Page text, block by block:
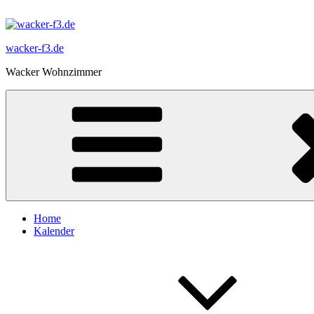
Inhalt
wacker-f3.de
Wacker Wohnzimmer
Home
Kalender